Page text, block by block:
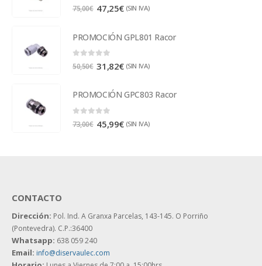
0out of 5
75,00€ 47,25€ (SIN IVA)
PROMOCIÓN GPL801 Racor
0 out of 5
50,50€ 31,82€ (SIN IVA)
PROMOCIÓN GPC803 Racor
0out of 5
73,00€ 45,99€ (SIN IVA)
CONTACTO
Dirección: Pol. Ind. A Granxa Parcelas, 143-145. O Porriño
(Pontevedra). C.P.:36400
Whatsapp: 638 059 240
Email: info@diservaulec.com